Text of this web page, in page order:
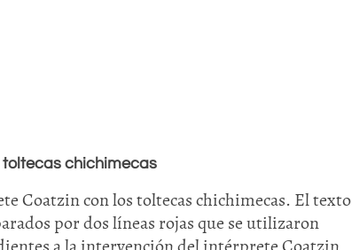
toltecas chichimecas
Coatzin con los toltecas chichimecas. El texto
por dos líneas rojas que se utilizaron